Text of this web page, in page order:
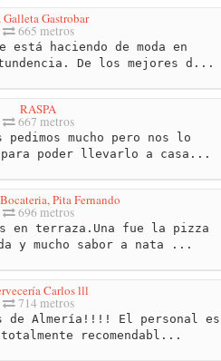
Galleta Gastrobar
665 metros
está haciendo de moda en
De los mejores d...
RASPA
667 metros
pedimos mucho pero nos lo
para poder llevarlo a casa...
Pita Fernando
696 metros
en terraza.Una fue la pizza
y mucho sabor a nata ...
Carlos lll
714 metros
de Almería!!!! El personal es
recomendabl...